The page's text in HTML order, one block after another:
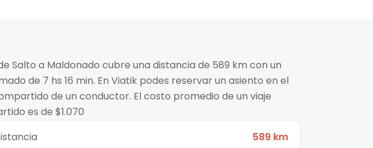
Salto a Maldonado cubre una distancia de 589 km con un
de 7 hs 16 min. En Viatik podes reservar un asiento en el
de un conductor. El costo promedio de un viaje
es de $1.070
589 km